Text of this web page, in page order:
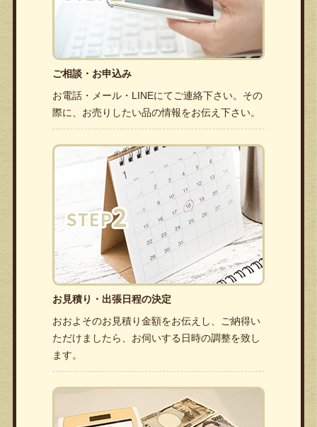
ご相談・お申込み
お電話・メール・LINEにてご連絡下さい。その
際に、お売りしたい品の情報をお伝え下さい。
お見積り・出張日程の決定
おおよそのお見積り金額をお伝えし、ご納得い
ただけましたら、お伺いする日時の調整を致し
ます。